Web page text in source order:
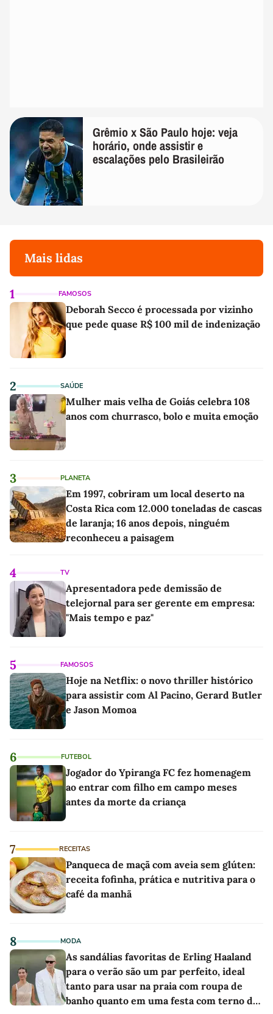
Grêmio x São Paulo hoje: veja
horário, onde assistir e
escalações pelo Brasileirão
Mais lidas
1 FAMOSOS
Deborah Secco é processada por vizinho
que pede quase R$ 100 mil de indenização
2 SAÚDE
Mulher mais velha de Goiás celebra 108
anos com churrasco, bolo e muita emoção
3 PLANETA
Em 1997, cobriram um local deserto na
Costa Rica com 12.000 toneladas de cascas
de laranja; 16 anos depois, ninguém
reconheceu a paisagem
4 TV
Apresentadora pede demissão de
telejornal para ser gerente em empresa:
"Mais tempo e paz"
5 FAMOSOS
Hoje na Netflix: o novo thriller histórico
para assistir com Al Pacino, Gerard Butler
e Jason Momoa
6 FUTEBOL
Jogador do Ypiranga FC fez homenagem
ao entrar com filho em campo meses
antes da morte da criança
7 RECEITAS
Panqueca de maçã com aveia sem glúten:
receita fofinha, prática e nutritiva para o
café da manhã
8 MODA
As sandálias favoritas de Erling Haaland
para o verão são um par perfeito, ideal
tanto para usar na praia com roupa de
banho quanto em uma festa com terno de